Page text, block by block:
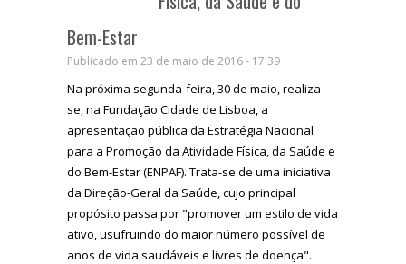
Bem-Estar
Publicado em 23 de maio de 2016 - 17:39
Na próxima segunda-feira, 30 de maio, realiza-
se, na Fundação Cidade de Lisboa, a
apresentação pública da Estratégia Nacional
para a Promoção da Atividade Física, da Saúde e
do Bem-Estar (ENPAF). Trata-se de uma iniciativa
da Direção-Geral da Saúde, cujo principal
propósito passa por "promover um estilo de vida
ativo, usufruindo do maior número possível de
anos de vida saudáveis e livres de doença".